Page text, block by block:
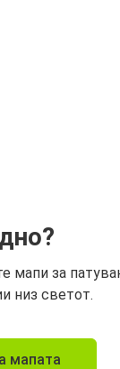
мапи за
низ светот.
мапата